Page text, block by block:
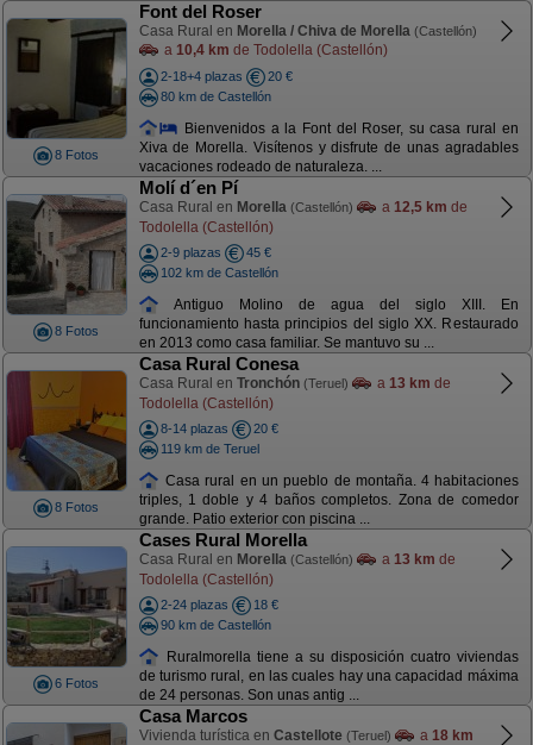
8 Fotos
Font del Roser
Casa Rural en Morella / Chiva de Morella (Castellón)
a 10,4 km de Todolella (Castellón)
2-18+4 plazas
20 €
80 km de Castellón
Bienvenidos a la Font del Roser, su casa rural en
Xiva de Morella. Visítenos y disfrute de unas agradables
vacaciones rodeado de naturaleza. ...
8 Fotos
Molí d´en Pí
Casa Rural en Morella (Castellón) a 12,5 km de
Todolella (Castellón)
2-9 plazas
45 €
102 km de Castellón
Antiguo Molino de agua del siglo XIII. En
funcionamiento hasta principios del siglo XX. Restaurado
en 2013 como casa familiar. Se mantuvo su ...
8 Fotos
Casa Rural Conesa
Casa Rural en Tronchón (Teruel) a 13 km de
Todolella (Castellón)
8-14 plazas
20 €
119 km de Teruel
Casa rural en un pueblo de montaña. 4 habitaciones
triples, 1 doble y 4 baños completos. Zona de comedor
grande. Patio exterior con piscina ...
6 Fotos
Cases Rural Morella
Casa Rural en Morella (Castellón) a 13 km de
Todolella (Castellón)
2-24 plazas
18 €
90 km de Castellón
Ruralmorella tiene a su disposición cuatro viviendas
de turismo rural, en las cuales hay una capacidad máxima
de 24 personas. Son unas antig ...
Casa Marcos
Vivienda turística en Castellote (Teruel) a 18 km